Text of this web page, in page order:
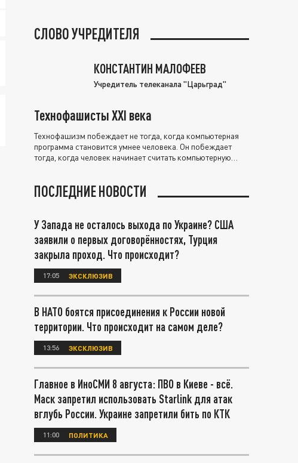
СЛОВО УЧРЕДИТЕЛЯ
КОНСТАНТИН МАЛОФЕЕВ
Учредитель телеканала "Царьград"
Технофашисты XXI века
Технофашизм побеждает не тогда, когда компьютерная
программа становится умнее человека. Он побеждает
тогда, когда человек начинает считать компьютерную
ПОСЛЕДНИЕ НОВОСТИ
У Запада не осталось выхода по Украине? США
заявили о первых договорённостях, Турция
закрыла проход. Что происходит?
17:05 ЭКСКЛЮЗИВ
В НАТО боятся присоединения к России новой
территории. Что происходит на самом деле?
13:56 ЭКСКЛЮЗИВ
Главное в ИноСМИ 8 августа: ПВО в Киеве - всё.
Маск запретил использовать Starlink для атак
вглубь России. Украине запретили бить по КТК
11:00 ПОЛИТИКА